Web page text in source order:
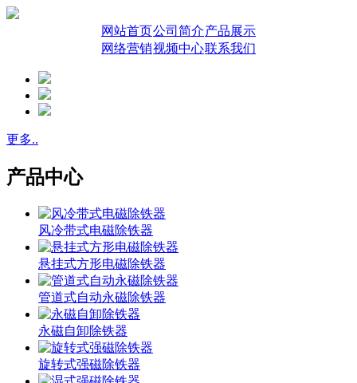
网站首页公司简介产品展示
网络营销视频中心联系我们
更多..
产品中心
风冷带式电磁除铁器
悬挂式方形电磁除铁器
管道式自动永磁除铁器
永磁自卸除铁器
旋转式强磁除铁器